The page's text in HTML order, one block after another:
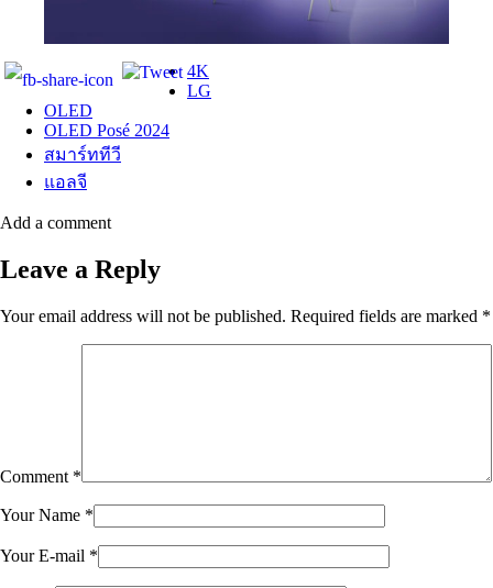
4K
LG
OLED
OLED Posé 2024
สมาร์ททีวี
แอลจี
Add a comment
Leave a Reply
Your email address will not be published. Required fields are marked *
Comment *
Your Name *
Your E-mail *